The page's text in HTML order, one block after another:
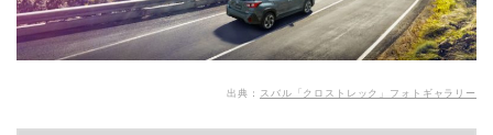
出典： スバル「クロストレック」フォトギャラリー